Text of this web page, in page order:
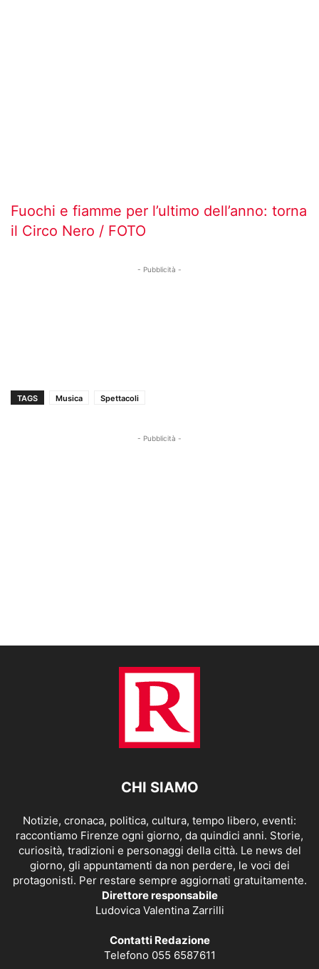
Fuochi e fiamme per l’ultimo dell’anno: torna
il Circo Nero / FOTO
- Pubblicità -
TAGS Musica Spettacoli
- Pubblicità -
CHI SIAMO
Notizie, cronaca, politica, cultura, tempo libero, eventi:
raccontiamo Firenze ogni giorno, da quindici anni. Storie,
curiosità, tradizioni e personaggi della città. Le news del
giorno, gli appuntamenti da non perdere, le voci dei
protagonisti. Per restare sempre aggiornati gratuitamente.
Direttore responsabile
Ludovica Valentina Zarrilli
Contatti Redazione
Telefono 055 6587611